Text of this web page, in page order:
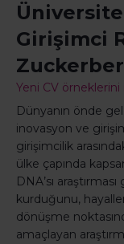
Girişimci
Yeni CV örneklerini
Dünyanın önde
inovasyon ve
girişimcilik
ülke çapında
DNA’sı
kurduğunu,
dönüşme
amaçlayan